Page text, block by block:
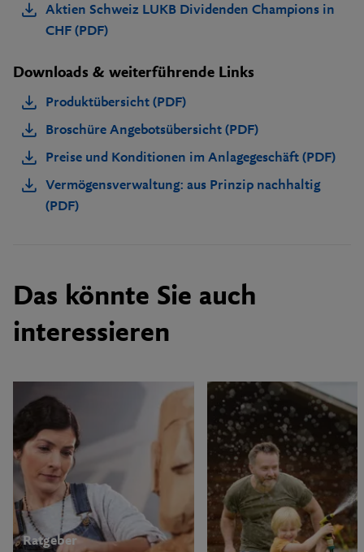
Aktien Schweiz LUKB Dividenden Champions in
CHF (PDF)
Downloads & weiterführende Links
Produktübersicht (PDF)
Broschüre Angebotsübersicht (PDF)
Preise und Konditionen im Anlagegeschäft (PDF)
Vermögensverwaltung: aus Prinzip nachhaltig
(PDF)
Das könnte Sie auch
interessieren
Ratgeber